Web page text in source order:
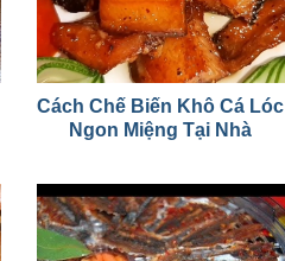
Cách Chế Biến Khô Cá Lóc
Ngon Miệng Tại Nhà